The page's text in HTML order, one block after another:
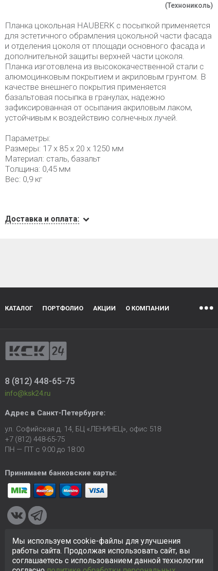
(Технониколь)
Планка цокольная HAUBERK с посыпкой применяется
для эстетичного обрамления цокольной части фасада
и отделения цоколя от площади основного фасада и
дополнительной защиты верхней части цоколя.
Планка изготовлена из высококачественной стали с
алюмоцинковым покрытием и акриловым грунтом. В
качестве внешнего покрытия применяется
базальтовая посыпка в гранулах, надежно
зафиксированная от осыпания акриловым лаком,
устойчивым к воздействию солнечных лучей.
Параметры:
Размеры: 17 х 85 х 20 х 1250 мм
Материал: сталь, базальт
Толщина: 0,45 мм
Вес: 0,9 кг
Доставка и оплата:
КАТАЛОГ ПОРТФОЛИО АКЦИИ О КОМПАНИИ
8 (812) 448-65-75
info@ksk24.ru
Адрес в Санкт-Петербурге:
ул. Софийская д. 14, БЦ «ЛЕНИНЕЦ», офис 518
+7 (812) 448-65-75
ПН — ПТ с 9:00 до 18:00
Принимаем банковские карты:
© 2005-2026 ООО «КСК». Сайтhttps://ksk24.ruсоздан
исключительно в информационных целях и любая информация
на сайте не является публичной офертой.Политика в
Мы используем cookie-файлы для улучшения
работы сайта. Продолжая использовать сайт, вы
соглашаетесь с использованием данной технологии